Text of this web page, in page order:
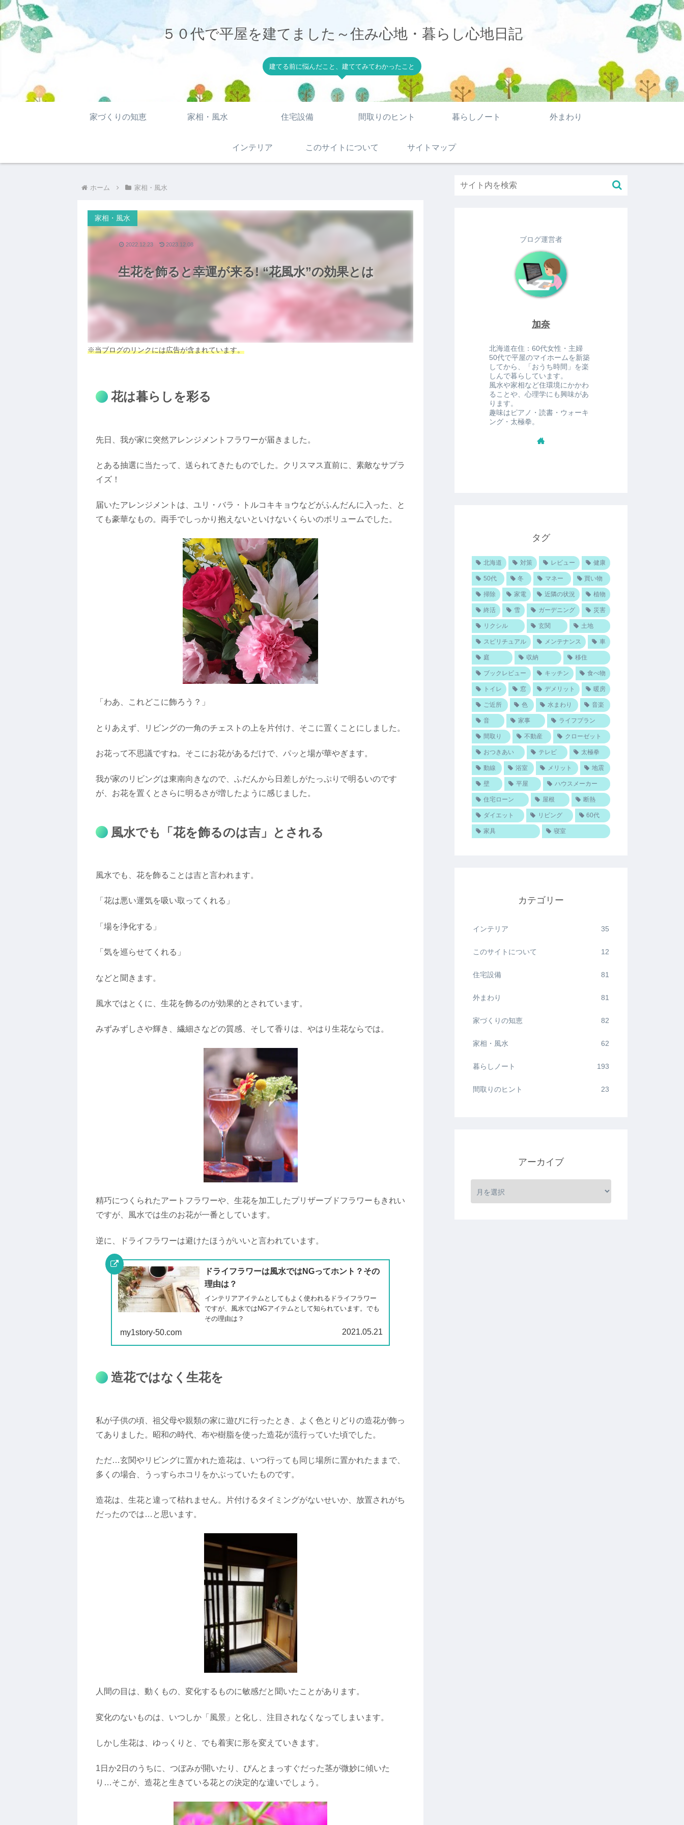
５０代で平屋を建てました～住み心地・暮らし心地日記
建てる前に悩んだこと、建ててみてわかったこと
家づくりの知恵 家相・風水 住宅設備 間取りのヒント 暮らしノート 外まわり
インテリア このサイトについて サイトマップ
ホーム 家相・風水
生花を飾ると幸運が来る! “花風水”の効果とは
家相・風水
2022.12.23 2023.12.08
※当ブログのリンクには広告が含まれています。
花は暮らしを彩る
先日、我が家に突然アレンジメントフラワーが届きました。
とある抽選に当たって、送られてきたものでした。クリスマス直前に、素敵なサプラ
イズ！
届いたアレンジメントは、ユリ・バラ・トルコキキョウなどがふんだんに入った、と
ても豪華なもの。両手でしっかり抱えないといけないくらいのボリュームでした。
「わあ、これどこに飾ろう？」
とりあえず、リビングの一角のチェストの上を片付け、そこに置くことにしました。
お花って不思議ですね。そこにお花があるだけで、パッと場が華やぎます。
我が家のリビングは東南向きなので、ふだんから日差しがたっぷりで明るいのです
が、お花を置くとさらに明るさが増したように感じました。
風水でも「花を飾るのは吉」とされる
風水でも、花を飾ることは吉と言われます。
「花は悪い運気を吸い取ってくれる」
「場を浄化する」
「気を巡らせてくれる」
などと聞きます。
風水ではとくに、生花を飾るのが効果的とされています。
みずみずしさや輝き、繊細さなどの質感、そして香りは、やはり生花ならでは。
精巧につくられたアートフラワーや、生花を加工したプリザーブドフラワーもきれい
ですが、風水では生のお花が一番としています。
逆に、ドライフラワーは避けたほうがいいと言われています。
ドライフラワーは風水ではNGってホント？その
理由は？
インテリアアイテムとしてもよく使われるドライフラワー
ですが、風水ではNGアイテムとして知られています。でも
その理由は？
my1story-50.com 2021.05.21
造花ではなく生花を
私が子供の頃、祖父母や親類の家に遊びに行ったとき、よく色とりどりの造花が飾っ
てありました。昭和の時代、布や樹脂を使った造花が流行っていた頃でした。
ただ…玄関やリビングに置かれた造花は、いつ行っても同じ場所に置かれたままで、
多くの場合、うっすらホコリをかぶっていたものです。
造花は、生花と違って枯れません。片付けるタイミングがないせいか、放置されがち
だったのでは…と思います。
人間の目は、動くもの、変化するものに敏感だと聞いたことがあります。
変化のないものは、いつしか「風景」と化し、注目されなくなってしまいます。
しかし生花は、ゆっくりと、でも着実に形を変えていきます。
1日か2日のうちに、つぼみが開いたり、ぴんとまっすぐだった茎が微妙に傾いた
り…そこが、造花と生きている花との決定的な違いでしょう。
ブログ運営者
加奈
北海道在住：60代女性・主婦
50代で平屋のマイホームを新築
してから、「おうち時間」を楽
しんで暮らしています。
風水や家相など住環境にかかわ
ることや、心理学にも興味があ
ります。
趣味はピアノ・読書・ウォーキ
ング・太極拳。
タグ
北海道 対策 レビュー 健康
50代 冬 マネー 買い物
掃除 家電 近隣の状況 植物
終活 雪 ガーデニング 災害
リクシル 玄関 土地
スピリチュアル メンテナンス 車
庭 収納 移住
ブックレビュー キッチン 食べ物
トイレ 窓 デメリット 暖房
ご近所 色 水まわり 音楽
音 家事 ライフプラン
間取り 不動産 クローゼット
おつきあい テレビ 太極拳
動線 浴室 メリット 地震
壁 平屋 ハウスメーカー
住宅ローン 屋根 断熱
ダイエット リビング 60代
家具 寝室
カテゴリー
インテリア 35
このサイトについて 12
住宅設備 81
外まわり 81
家づくりの知恵 82
家相・風水 62
暮らしノート 193
間取りのヒント 23
アーカイブ